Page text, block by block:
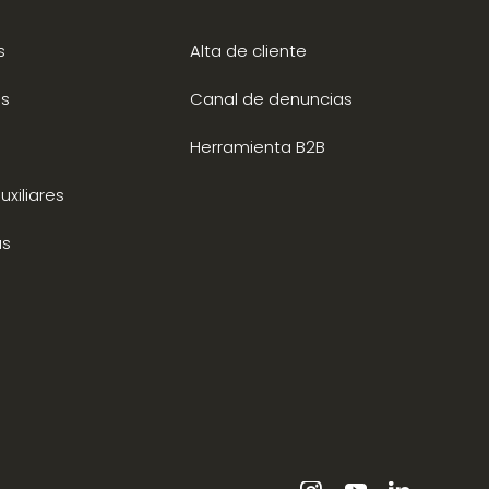
Alta de cliente
Canal de denuncias
Herramienta B2B